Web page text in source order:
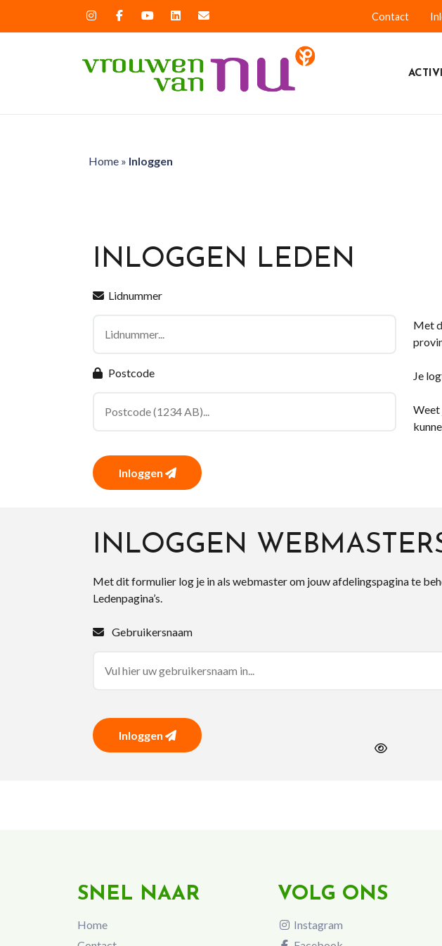
Contact
Home» Inloggen
INLOGGEN LEDEN
Lidnummer
Postcode
Inloggen
Met
Je
Weet
INLOGGEN
Met dit formulier log je in als webmaster om jouw afdelingspagina te
Ledenpagina’s.
Gebruikersnaam
Inloggen
SNEL NAAR
Home
VOLG ONS
Instagram